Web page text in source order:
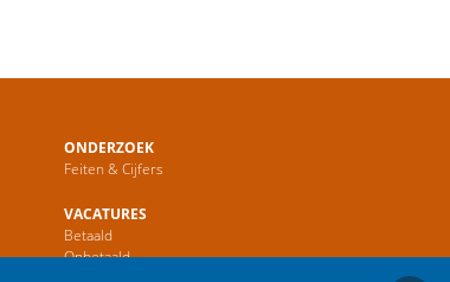
ONDERZOEK
Feiten & Cijfers
VACATURES
Betaald
Onbetaald